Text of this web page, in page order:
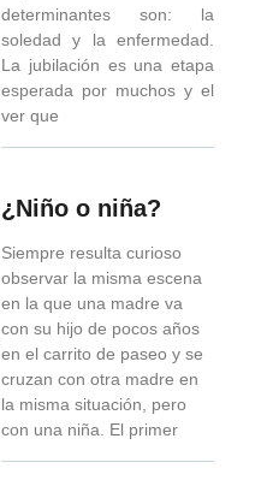
determinantes son: la
soledad y la enfermedad.
La jubilación es una etapa
esperada por muchos y el
ver que
¿Niño o niña?
Siempre resulta curioso
observar la misma escena
en la que una madre va
con su hijo de pocos años
en el carrito de paseo y se
cruzan con otra madre en
la misma situación, pero
con una niña. El primer